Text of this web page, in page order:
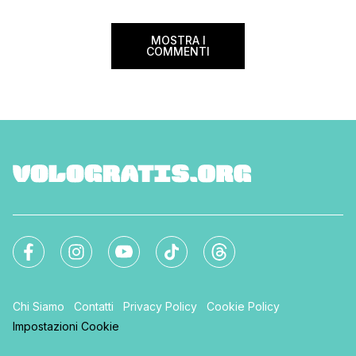
Giornalettismo e […]
MOSTRA I
COMMENTI
Chi Siamo Contatti Privacy Policy
Cookie Policy
Impostazioni Cookie